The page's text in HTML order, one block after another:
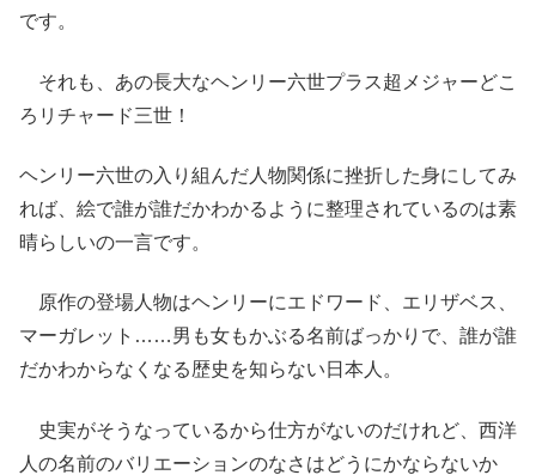
です。
それも、あの長大なヘンリー六世プラス超メジャーどこ
ろリチャード三世！
ヘンリー六世の入り組んだ人物関係に挫折した身にしてみ
れば、絵で誰が誰だかわかるように整理されているのは素
晴らしいの一言です。
原作の登場人物はヘンリーにエドワード、エリザベス、
マーガレット……男も女もかぶる名前ばっかりで、誰が誰
だかわからなくなる歴史を知らない日本人。
史実がそうなっているから仕方がないのだけれど、西洋
人の名前のバリエーションのなさはどうにかならないか